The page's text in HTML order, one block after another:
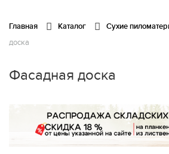
Главная Каталог Сухие
доска
Фасадная доска